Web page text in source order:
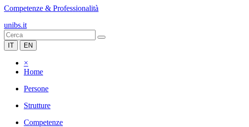
Competenze & Professionalità
unibs.it
IT EN
×
Home
Persone
Strutture
Competenze